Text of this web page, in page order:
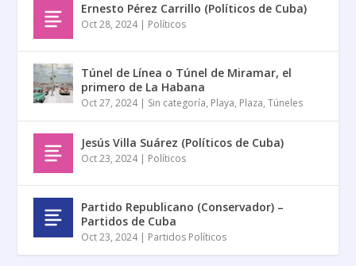
Ernesto Pérez Carrillo (Políticos de Cuba)
Oct 28, 2024| Políticos
Túnel de Línea o Túnel de Miramar, el
primero de La Habana
Oct 27, 2024| Sin categoría, Playa, Plaza,Túneles
Jesús Villa Suárez (Políticos de Cuba)
Oct 23, 2024| Políticos
Partido Republicano (Conservador) –
Partidos de Cuba
Oct 23, 2024| Partidos Políticos